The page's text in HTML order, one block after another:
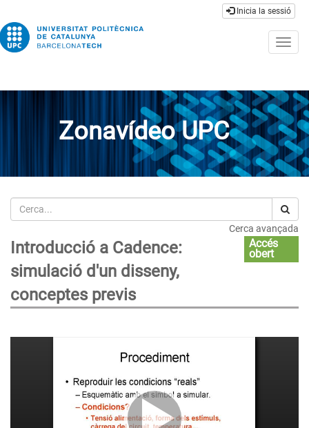
Inicia la sessió
Zonavídeo UPC
Cerca
Cerca avançada
Introducció a Cadence:
simulació d'un disseny,
conceptes previs
Accés
obert